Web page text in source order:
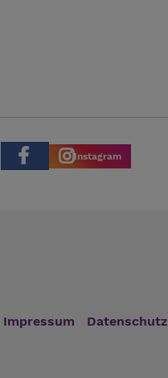
Instagram
Impressum Datenschutz